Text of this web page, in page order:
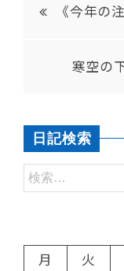
《今年の
寒空の
日記検索
月
火